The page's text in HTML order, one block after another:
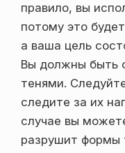
правило, вы
потому это
а ваша цель
Вы должны быть
тенями.
следите за их
случае вы
разрушит формы